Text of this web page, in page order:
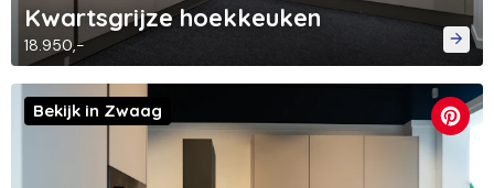
Kwartsgrijze hoekkeuken
18.950,-
Bekijk in Zwaag